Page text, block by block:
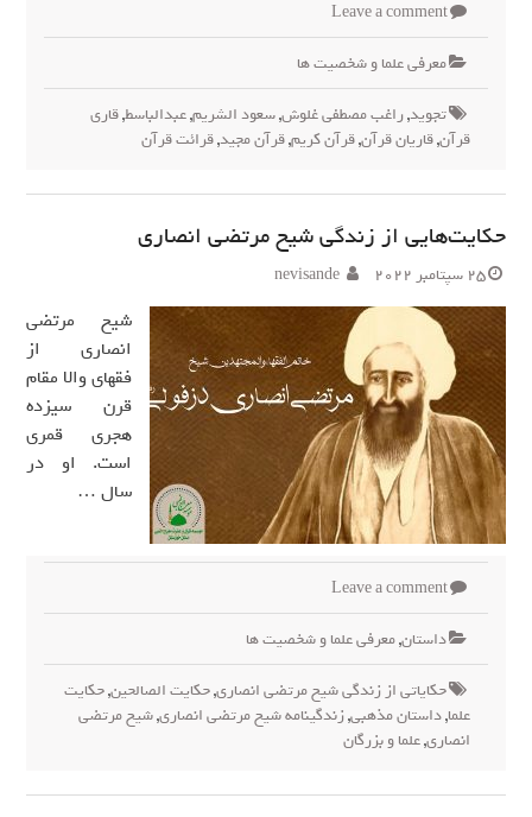
Leave a comment
معرفی علما و شخصیت ها
تجوید,راغب مصطفی غلوش,سعود الشریم,عبدالباسط,قاری
قرآن,قاریان قرآن,قرآن کریم,قرآن مجید,قرائت قرآن
حکایت‌هایی از زندگی شیخ مرتضی انصاری
25 سپتامبر 2022 nevisande
شیخ مرتضی
انصاری از
فقهای والا مقام
قرن سیزده
هجری قمری
است. او در
سال …
Leave a comment
داستان,معرفی علما و شخصیت ها
حکایاتی از زندگی شیخ مرتضی انصاری,حکایت الصالحین,حکایت
علما,داستان مذهبی,زندگینامه شیخ مرتضی انصاری,شیخ مرتضی
انصاری,علما و بزرگان